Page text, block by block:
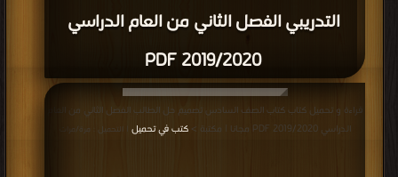
التدريبي الفصل الثاني من العام الدراسي
2019/2020 PDF
قراءة و تحميل كتاب كتاب الصف السادس تصميم حل الطالب الفصل الثاني من العام
الدراسي 2019/2020 PDF مجانا | مكتبة >
كتب في تحميل | التحميل : مرة/مرات